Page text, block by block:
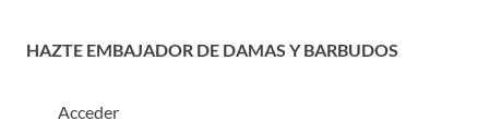
HAZTE EMBAJADOR DE DAMAS Y BARBUDOS
Acceder